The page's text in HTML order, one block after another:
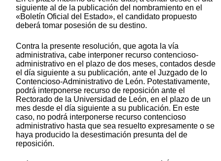
siguiente al de la publicación del nombramiento en el
«Boletín Oficial del Estado», el candidato propuesto
deberá tomar posesión de su destino.
Contra la presente resolución, que agota la vía
administrativa, cabe interponer recurso contencioso-
administrativo en el plazo de dos meses, contados desde
el día siguiente a su publicación, ante el Juzgado de lo
Contencioso-Administrativo de León. Potestativamente,
podrá interponerse recurso de reposición ante el
Rectorado de la Universidad de León, en el plazo de un
mes desde el día siguiente a su publicación. En este
caso, no podrá interponerse recurso contencioso
administrativo hasta que sea resuelto expresamente o se
haya producido la desestimación presunta del de
reposición.